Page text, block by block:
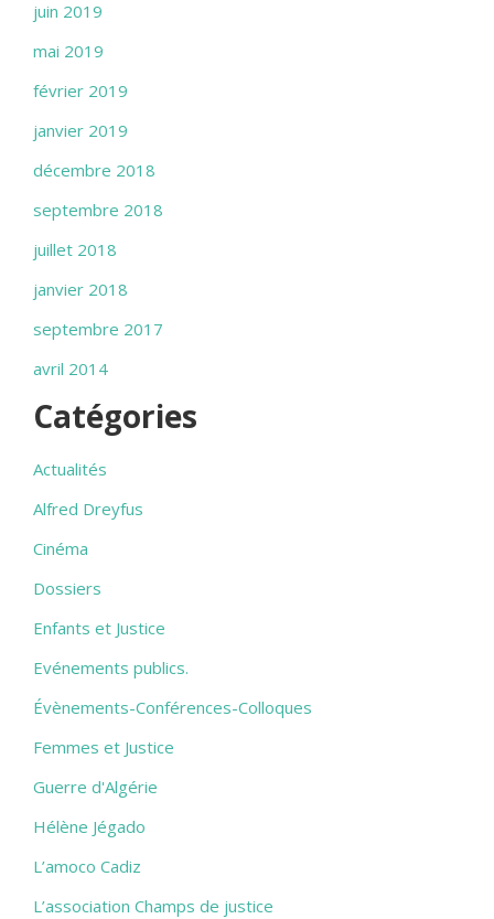
juin 2019
mai 2019
février 2019
janvier 2019
décembre 2018
septembre 2018
juillet 2018
janvier 2018
septembre 2017
avril 2014
Catégories
Actualités
Alfred Dreyfus
Cinéma
Dossiers
Enfants et Justice
Evénements publics.
Évènements-Conférences-Colloques
Femmes et Justice
Guerre d'Algérie
Hélène Jégado
L’amoco Cadiz
L’association Champs de justice